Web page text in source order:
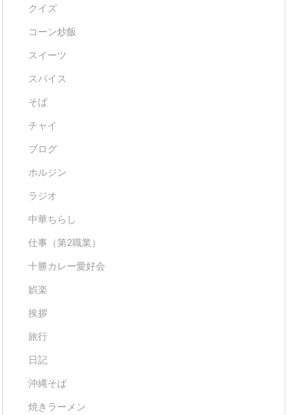
クイズ
コーン炒飯
スイーツ
スパイス
そば
チャイ
ブログ
ホルジン
ラジオ
中華ちらし
仕事（第2職業）
十勝カレー愛好会
娯楽
挨拶
旅行
日記
沖縄そば
焼きラーメン